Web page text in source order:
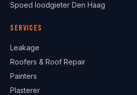
Spoed loodgieter Den Haag
Services
Leakage
Roofers & Roof Repair
Painters
Plasterer